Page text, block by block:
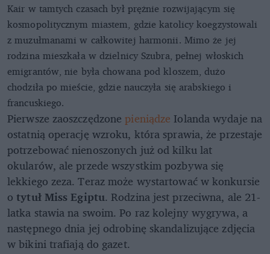
Kair w tamtych czasach był prężnie rozwijającym się
kosmopolitycznym miastem, gdzie katolicy koegzystowali
z muzułmanami w całkowitej harmonii. Mimo że jej
rodzina mieszkała w dzielnicy Szubra, pełnej włoskich
emigrantów, nie była chowana pod kloszem, dużo
chodziła po mieście, gdzie nauczyła się arabskiego i
francuskiego.
Pierwsze zaoszczędzonepieniądze Iolanda wydaje na
ostatnią operację wzroku, która sprawia, że przestaje
potrzebować nienoszonych już od kilku lat
okularów, ale przede wszystkim pozbywa się
lekkiego zeza. Teraz może wystartować w konkursie
otytuł Miss Egiptu. Rodzina jest przeciwna, ale 21-
latka stawia na swoim. Po raz kolejny wygrywa, a
następnego dnia jej odrobinę skandalizujące zdjęcia
w bikini trafiają do gazet.